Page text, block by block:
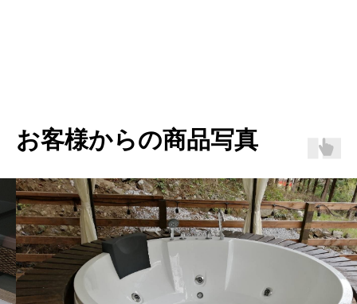
お客様からの商品写真